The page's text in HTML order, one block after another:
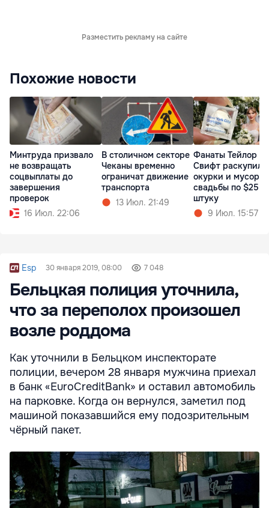
Разместить рекламу на сайте
Похожие новости
Минтруда призвало
не возвращать
соцвыплаты до
завершения
проверок
16 Июл. 22:06
В столичном секторе
Чеканы временно
ограничат движение
транспорта
13 Июл. 21:49
Фанаты Тейлор
Свифт раскупили
окурки и мусор с
свадьбы по $25
штуку
9 Июл. 15:57
Esp 30 января 2019, 08:00 7 048
Бельцкая полиция уточнила,
что за переполох произошел
возле роддома
Как уточнили в Бельцком инспекторате
полиции, вечером 28 января мужчина приехал
в банк «EuroCreditBank» и оставил автомобиль
на парковке. Когда он вернулся, заметил под
машиной показавшийся ему подозрительным
чёрный пакет.